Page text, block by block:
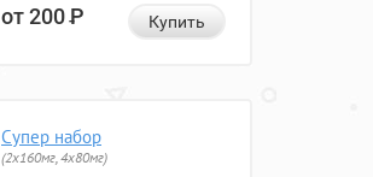
от 200Р Купить
Супер набор
(2х160мг, 4х80мг)